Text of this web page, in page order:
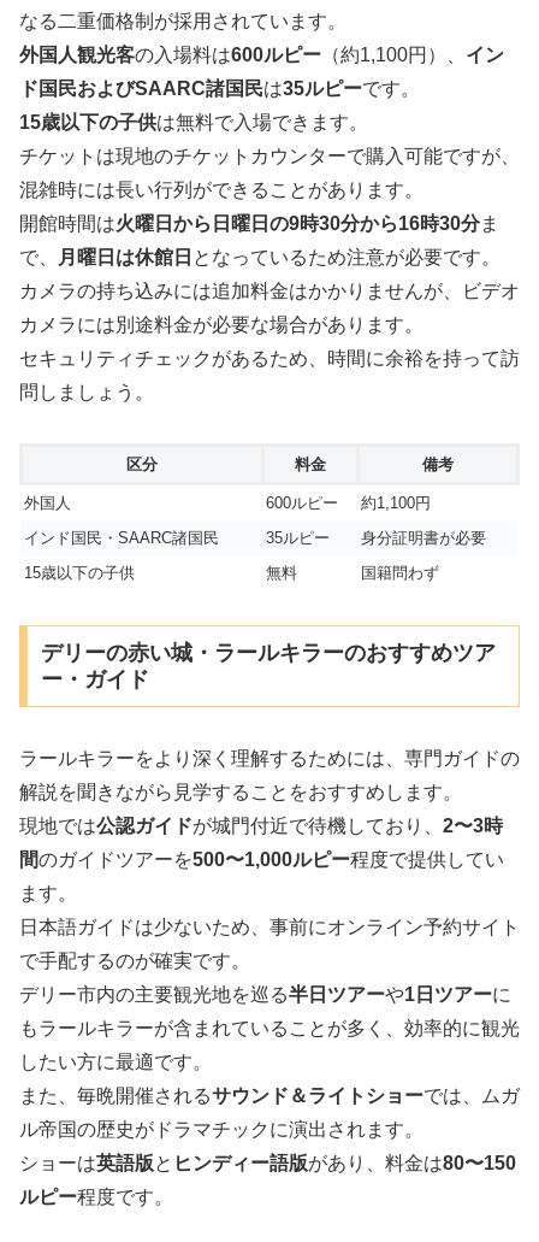
なる二重価格制が採用されています。
外国人観光客の入場料は600ルピー （約1,100円）、 イン
ド国民およびSAARC諸国民は35ルピーです。
15歳以下の子供は無料で入場できます。
チケットは現地のチケットカウンターで購入可能ですが、
混雑時には長い行列ができることがあります。
開館時間は火曜日から日曜日の9時30分から16時30分ま
で、
月曜日は休館日 となっているため注意が必要です。
カメラの持ち込みには追加料金はかかりませんが、ビデオ
カメラには別途料金が必要な場合があります。
セキュリティチェックがあるため、時間に余裕を持って訪
問しましょう。
区分 料金 備考
外国人 600ルピー
約1,100円
インド国民・SAARC諸国民
35ルピー
身分証明書が必要
15歳以下の子供
無料 国籍問わず
デリーの赤い城・ラールキラーのおすすめツア
ー・ガイド
ラールキラーをより深く理解するためには、専門ガイドの
解説を聞きながら見学することをおすすめします。
現地では公認ガイドが城門付近で待機しており、 2〜3時
間のガイドツアーを500〜1,000ルピー程度で提供してい
ます。
日本語ガイドは少ないため、事前にオンライン予約サイト
で手配するのが確実です。
デリー市内の主要観光地を巡る半日ツアーや1日ツアーに
もラールキラーが含まれていることが多く、効率的に観光
したい方に最適です。
また、毎晩開催されるサウンド＆ライトショーでは、ムガ
ル帝国の歴史がドラマチックに演出されます。
ショーは英語版と ヒンディー語版があり、料金は80〜150
ルピー程度です。